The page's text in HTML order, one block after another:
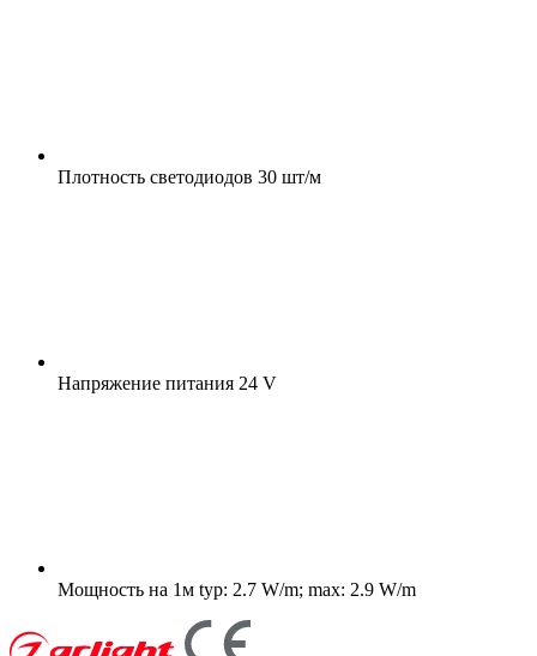
Плотность светодиодов 30 шт/м
Напряжение питания 24 V
Мощность на 1м typ: 2.7 W/m; max: 2.9 W/m